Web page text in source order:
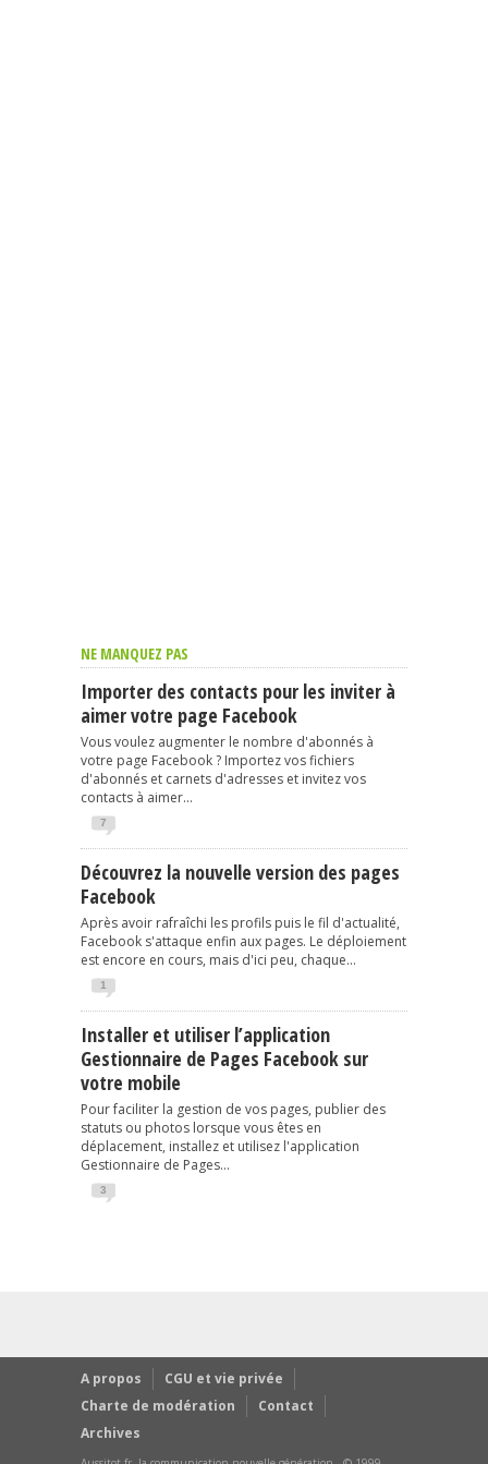
NE MANQUEZ PAS
Importer des contacts pour les inviter à
aimer votre page Facebook
Vous voulez augmenter le nombre d'abonnés à
votre page Facebook ? Importez vos fichiers
d'abonnés et carnets d'adresses et invitez vos
contacts à aimer...
7
Découvrez la nouvelle version des pages
Facebook
Après avoir rafraîchi les profils puis le fil d'actualité,
Facebook s'attaque enfin aux pages. Le déploiement
est encore en cours, mais d'ici peu, chaque...
1
Installer et utiliser l’application
Gestionnaire de Pages Facebook sur
votre mobile
Pour faciliter la gestion de vos pages, publier des
statuts ou photos lorsque vous êtes en
déplacement, installez et utilisez l'application
Gestionnaire de Pages...
3
A propos
CGU et vie privée
Charte de modération
Contact
Archives